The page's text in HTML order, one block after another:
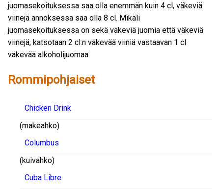
juomasekoituksessa saa olla enemmän kuin 4 cl, väkeviä
viinejä annoksessa saa olla 8 cl. Mikäli
juomasekoituksessa on sekä väkeviä juomia että väkeviä
viinejä, katsotaan 2 cl:n väkevää viiniä vastaavan 1 cl
väkevää alkoholijuomaa.
Rommipohjaiset
Chicken Drink
(makeahko)
Columbus
(kuivahko)
Cuba Libre